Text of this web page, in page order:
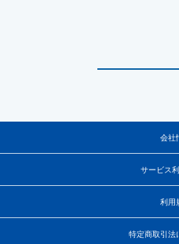
会社
サービス
利用
特定商取引法